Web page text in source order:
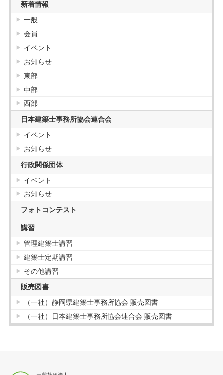
お知らせ
講習
管理建築士講習
販売図書
新着情報
一般
会員
イベント
お知らせ
東部
中部
西部
日本建築士事務所協会連合会
イベント
お知らせ
行政関係団体
イベント
お知らせ
フォトコンテスト
講習
管理建築士講習
建築士定期講習
その他講習
販売図書
（一社）静岡県建築士事務所協会 販売図書
（一社）日本建築士事務所協会連合会 販売図書